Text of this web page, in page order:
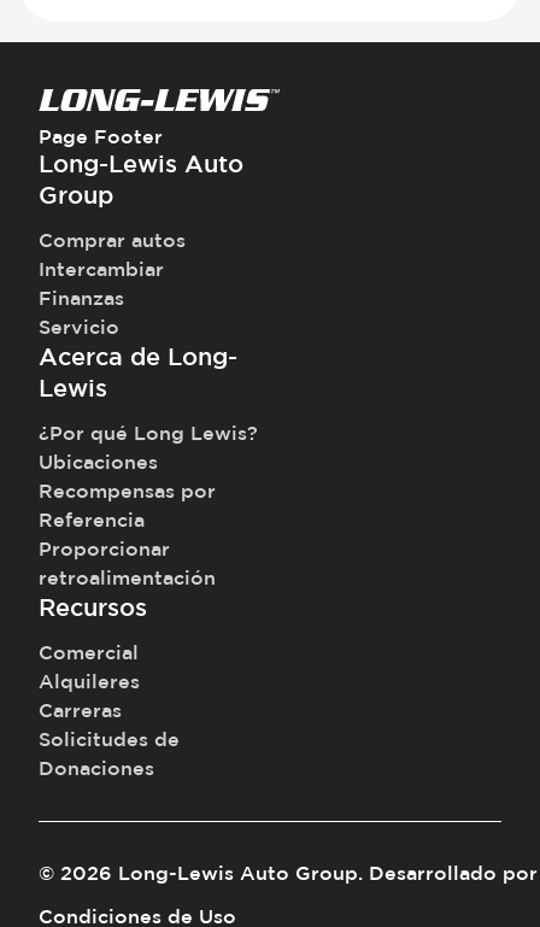
Page Footer
Long-Lewis Auto
Group
Comprar autos
Intercambiar
Finanzas
Servicio
Acerca de Long-
Lewis
¿Por qué Long Lewis?
Ubicaciones
Recompensas por
Referencia
Proporcionar
retroalimentación
Recursos
Comercial
Alquileres
Carreras
Solicitudes de
Donaciones
© 2026 Long-Lewis Auto Group. Desarrollado por
Condiciones de Uso